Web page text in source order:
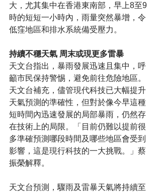
大，尤其集中在香港東南部，早上8至9
時的短短一小時內，雨量突然暴增，令
低窪地區和排水系統備受壓力。
持續不穩天氣 周末或現更多雷暴
天文台指出，暴雨發展迅速且集中，呼
籲市民保持警惕，避免前往危險地區。
天文台補充，儘管現代科技已大幅提升
天氣預測的準確性，但對於像今早這種
短時間內迅速發展的局部暴雨，仍然存
在技術上的局限。「目前仍難以提前很
多準確預測哪段時間及哪些地區會受到
影響，這是現行科技的一大挑戰。」蔡
振榮解釋。
天文台預測，驟雨及雷暴天氣將持續至